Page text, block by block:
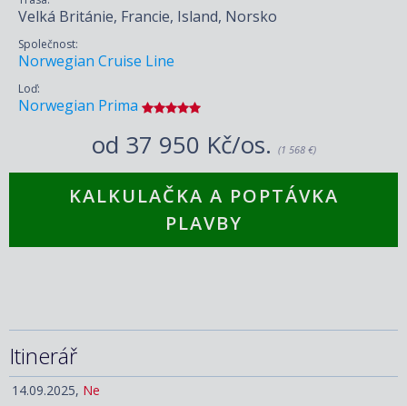
Velká Británie, Francie, Island, Norsko
Společnost:
Norwegian Cruise Line
Loď:
Norwegian Prima
od 37 950 Kč/os. (1 568 €)
KALKULAČKA A POPTÁVKA
PLAVBY
Itinerář
14.09.2025, Ne